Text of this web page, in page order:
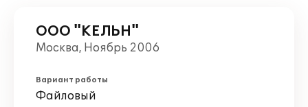
ООО "КЕЛЬН"
Москва, Ноябрь 2006
Вариант работы
Файловый